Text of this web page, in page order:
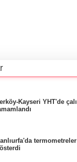
Kayseri YHT'de